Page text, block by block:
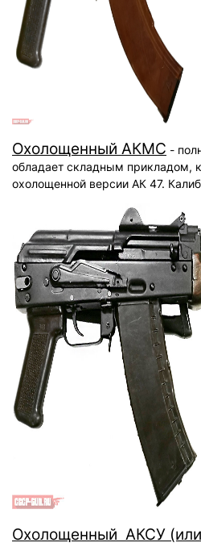
Охолощенный АКМС -
обладает складным прикладом,
охолощенной версии АК 47.
Охолощенный АКСУ